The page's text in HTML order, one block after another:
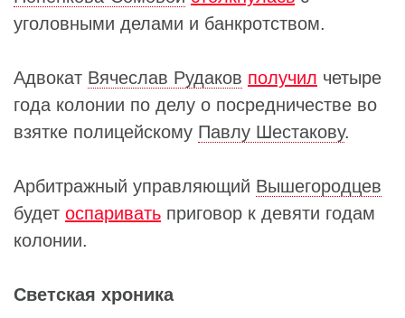
уголовными делами и банкротством.
Адвокат Вячеслав Рудаков получил четыре
года колонии по делу о посредничестве во
взятке полицейскому Павлу Шестакову.
Арбитражный управляющий Вышегородцев
будет оспаривать приговор к девяти годам
колонии.
Светская хроника